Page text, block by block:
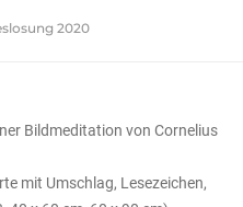
2020
Bildmeditation von Cornelius
mit Umschlag, Lesezeichen,